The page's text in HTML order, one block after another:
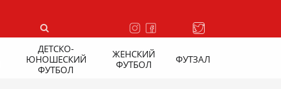
ДЕТСКО-
ЮНОШЕСКИЙ
ФУТБОЛ
ЖЕНСКИЙ
ФУТБОЛ
ФУТЗАЛ